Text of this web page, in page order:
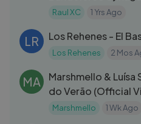
Raul XC 1 Yrs Ago
LR Los Rehenes - El
Los Rehenes 2 Mos
MA
Marshmello & Luísa
do Verão (Official
Marshmello 1 Wk Ago